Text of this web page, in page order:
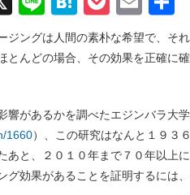
ジングは人間の素朴な希望で、そ
とんどの場合、その効果を正確に
響があるかを調べたエジンバラ大
1660）、この研究はなんと１９３
あと、２０１０年まで７０年以上
効果があることを証明するには、